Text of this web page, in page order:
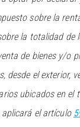
sobre la
la totalidad de
de bienes y/o
desde el exterior,
ubicados en el
aplicará el artículo